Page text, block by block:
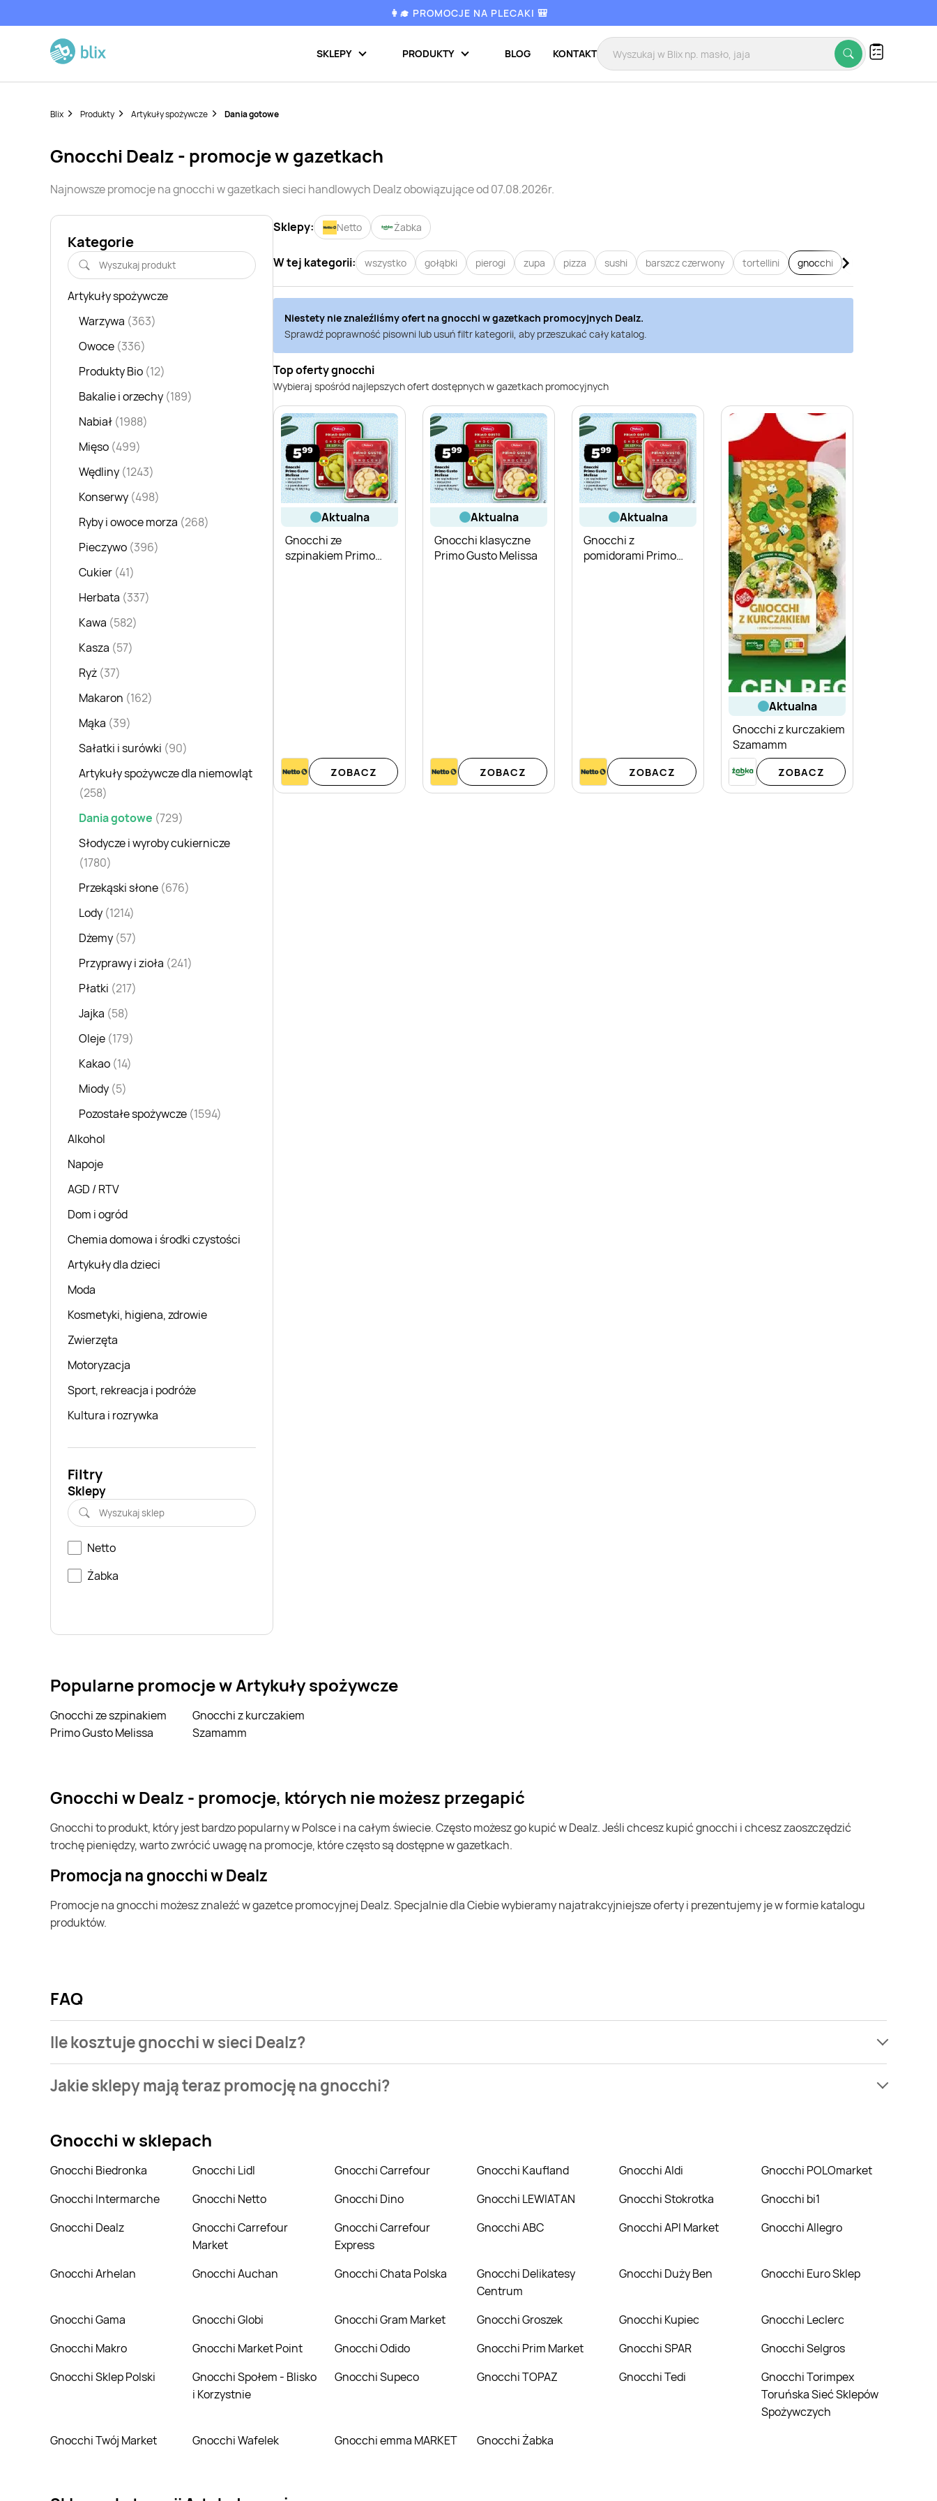
👩‍🎓 PROMOCJE NA PLECAKI 🎒
SKLEPY PRODUKTY BLOG KONTAKT
Blix Produkty Artykuły spożywcze Dania gotowe
gnocchi Dealz - promocje w gazetkach
Najnowsze promocje nagnocchiw gazetkach sieci handlowych Dealzobowiązujące od 07.08.2026r.
Kategorie
Artykuły spożywcze
Warzywa (363)
Owoce (336)
Produkty Bio (12)
Bakalie i orzechy (189)
Nabiał (1988)
Mięso (499)
Wędliny (1243)
Konserwy (498)
Ryby i owoce morza (268)
Pieczywo (396)
Cukier (41)
Herbata (337)
Kawa (582)
Kasza (57)
Ryż (37)
Makaron (162)
Mąka (39)
Sałatki i surówki (90)
Artykuły spożywcze dla niemowląt
(258)
Dania gotowe (729)
Słodycze i wyroby cukiernicze
(1780)
Przekąski słone (676)
Lody (1214)
Dżemy (57)
Przyprawy i zioła (241)
Płatki (217)
Jajka (58)
Oleje (179)
Kakao (14)
Miody (5)
Pozostałe spożywcze (1594)
Alkohol
Napoje
AGD / RTV
Dom i ogród
Chemia domowa i środki czystości
Artykuły dla dzieci
Moda
Kosmetyki, higiena, zdrowie
Zwierzęta
Motoryzacja
Sport, rekreacja i podróże
Kultura i rozrywka
Filtry
Sklepy
Netto
Żabka
Sklepy: Netto Żabka
W tej kategorii: wszystko gołąbki pierogi zupa pizza sushi barszcz czerwony tortellini gnocchi
Niestety nie znaleźliśmy ofert nagnocchi w gazetkach promocyjnych Dealz.
Sprawdź poprawność pisowni lub usuń filtr kategorii, aby przeszukać cały katalog.
Top oferty gnocchi
Wybieraj spośród najlepszych ofert dostępnych w gazetkach promocyjnych
aktualna
Gnocchi ze
szpinakiem Primo
ZOBACZ
aktualna
Gnocchi klasyczne
Primo Gusto Melissa
ZOBACZ
aktualna
Gnocchi z
pomidorami Primo
ZOBACZ
aktualna
Gnocchi z kurczakiem
Szamamm
ZOBACZ
Popularne promocje w Artykuły spożywcze
Gnocchi ze szpinakiem
Primo Gusto Melissa
Gnocchi z kurczakiem
Szamamm
gnocchi w Dealz - promocje, których nie możesz przegapić
gnocchi to produkt, który jest bardzo popularny w Polsce i na całym świecie. Często możesz go kupić w Dealz. Jeśli chcesz kupić gnocchi i chcesz zaoszczędzić
trochę pieniędzy, warto zwrócić uwagę na promocje, które często są dostępne w gazetkach.
Promocja na gnocchi w Dealz
Promocje na gnocchi możesz znaleźć w gazetce promocyjnej Dealz. Specjalnie dla Ciebie wybieramy najatrakcyjniejsze oferty i prezentujemy je w formie katalogu
produktów.
FAQ
Ile kosztuje gnocchi w sieci Dealz?
Dealz.
Jakie sklepy mają teraz promocję na gnocchi?
Gnocchi w sklepach
Gnocchi Biedronka Gnocchi Lidl Gnocchi Carrefour Gnocchi Kaufland Gnocchi Aldi
Gnocchi POLOmarket
Gnocchi Intermarche
Gnocchi Netto Gnocchi Dino Gnocchi LEWIATAN Gnocchi Stokrotka
Gnocchi bi1
Gnocchi Dealz
Gnocchi Carrefour
Market
Gnocchi Carrefour
Express
Gnocchi ABC Gnocchi API Market Gnocchi Allegro
Gnocchi Arhelan Gnocchi Auchan Gnocchi Chata Polska
Gnocchi Delikatesy
Centrum
Gnocchi Duży Ben Gnocchi Euro Sklep
Gnocchi Gama Gnocchi Globi Gnocchi Gram Market Gnocchi Groszek Gnocchi Kupiec
Gnocchi Leclerc
Gnocchi Makro
Gnocchi Market Point Gnocchi Odido Gnocchi Prim Market Gnocchi SPAR
Gnocchi Selgros
Gnocchi Sklep Polski
Gnocchi Społem - Blisko
i Korzystnie
Gnocchi Supeco Gnocchi TOPAZ Gnocchi Tedi
Gnocchi Torimpex
Toruńska Sieć Sklepów
Spożywczych
Gnocchi Twój Market
Gnocchi Wafelek Gnocchi emma MARKET Gnocchi Żabka